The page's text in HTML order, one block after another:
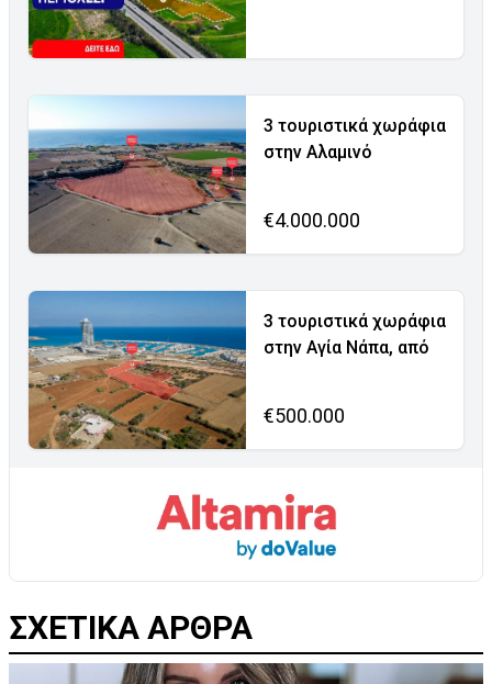
3 τουριστικά χωράφια
στην Αλαμινό
€4.000.000
3 τουριστικά χωράφια
στην Αγία Νάπα, από
€500.000
ΣΧΕΤΙΚΑ ΑΡΘΡΑ